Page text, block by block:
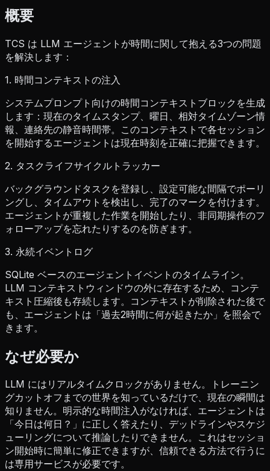
概要
TCS は LLM エージェントが時間に関して抱える3つの問題
を解決します：
1. 時間コンテキストの注入
システムプロンプト向けの時間コンテキストブロックを生成
します：現在のタイムスタンプ、曜日、相対タイムゾーン情
報、連絡先の静音時間帯。このコンテキストで各セッション
を開始するエージェントは現在時刻を正確に把握できます。
2. タスクライフサイクルトラッカー
バックグラウンドタスクを登録し、設定可能な間隔でポーリ
ングし、タイムアウトを検出し、完了のマークを付けます。
エージェントが重複した作業を開始したり、非同期操作のフ
ォローアップを忘れたりするのを防ぎます。
3. 永続イベントログ
SQLite ベースのエージェントイベントのタイムライン。
LLM コンテキストウィンドウの外に存在するため、コンテ
キスト圧縮後も存続します。コンテキストが削除された後で
も、エージェントは「過去2時間に何が起きたか」を照会で
きます。
なぜ必要か
LLM にはリアルタイムクロックがありません。トレーニン
グカットオフまでの世界を知っているだけで、現在の瞬間は
知りません。明示的な時間注入がなければ、エージェントは
「今日は何日？」に正しく答えたり、デッドラインやスケジ
ューリングについて推論したりできません。これはセッショ
ン開始時に簡単に修正できますが、信頼できる方法で行うに
は専用サービスが必要です。